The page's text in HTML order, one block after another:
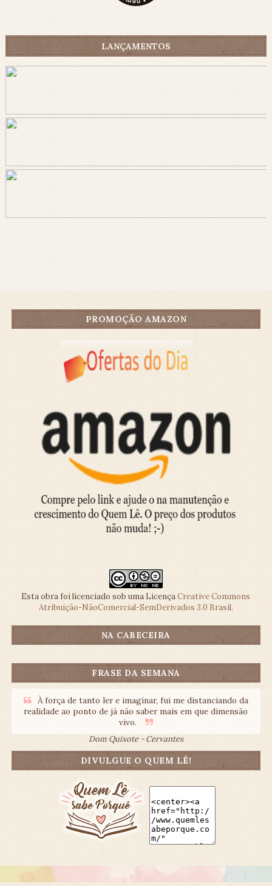
LANÇAMENTOS
PROMOÇÃO AMAZON
Esta obra foi licenciado sob uma LicençaCreative Commons
Atribuição-NãoComercial-SemDerivados 3.0 Brasil.
NA CABECEIRA
FRASE DA SEMANA
À força de tanto ler e imaginar, fui me distanciando da
realidade ao ponto de já não saber mais em que dimensão
vivo.
Dom Quixote - Cervantes
DIVULGUE O QUEM LÊ!